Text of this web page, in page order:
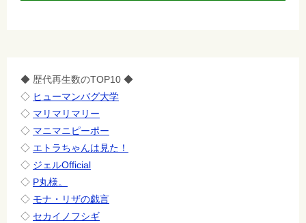
◆ 歴代再生数のTOP10 ◆
◇ ヒューマンバグ大学
◇ マリマリマリー
◇ マニマニピーポー
◇ エトラちゃんは見た！
◇ ジェルOfficial
◇ P丸様。
◇ モナ・リザの戯言
◇ セカイノフシギ